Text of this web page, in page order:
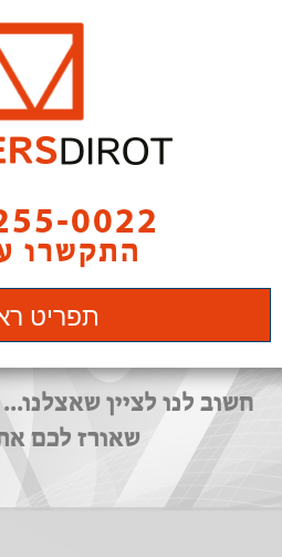
0022
התקשרו
תפריט
חשוב לנו לציין
שאורז לכם